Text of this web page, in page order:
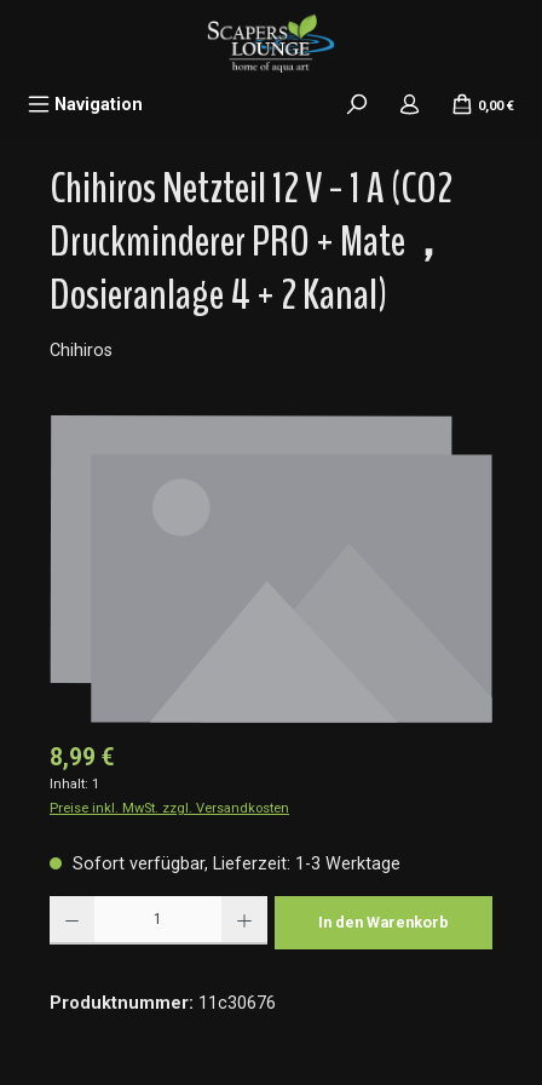
Navigation 0,00 €
Chihiros Netzteil 12 V - 1 A (CO2
Druckminderer PRO + Mate，
Dosieranlage 4 + 2 Kanal)
Chihiros
Bildergalerie überspringen
8,99 €
Inhalt: 1
Preise inkl. MwSt. zzgl. Versandkosten
Sofort verfügbar, Lieferzeit: 1-3 Werktage
In den Warenkorb
Produktnummer: 11c30676